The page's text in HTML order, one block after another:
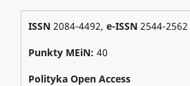
ISSN2084-4492, e-ISSN2544-2562
Punkty MEiN: 40
Polityka Open Access